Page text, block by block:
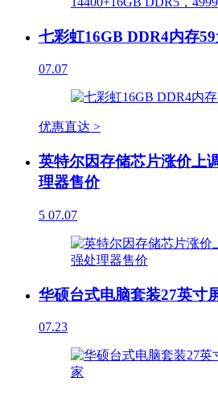
七彩虹16GB DDR4内存
07.07
优惠直达 >
英特尔因存储芯片涨价上
理器售价
5 07.07
华硕台式电脑套装27英寸
07.23